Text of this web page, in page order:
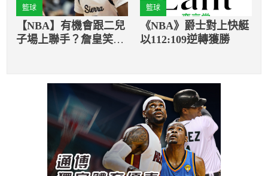
籃球
【NBA】有機會跟二兒
子場上聯手？詹皇笑
籃球
《NBA》爵士對上快艇
以112:109逆轉獲勝